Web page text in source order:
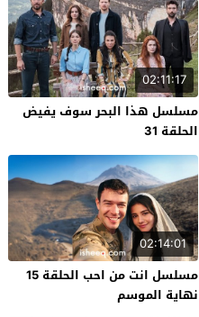
02:11:17
مسلسل هذا البحر سوف يفيض
الحلقة 31
02:14:01
مسلسل انت من احب الحلقة 15
نهاية الموسم